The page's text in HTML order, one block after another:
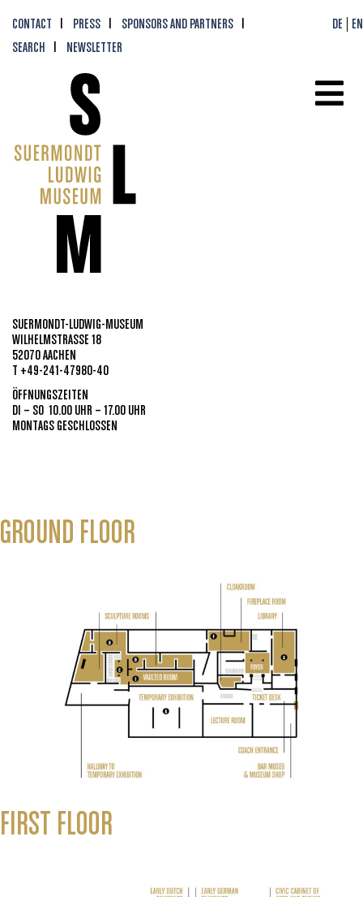
CONTACT PRESS
SPONSORS AND PARTNERS
SEARCH
NEWSLETTER
DE EN
SUERMONDT-LUDWIG-MUSEUM
WILHELMSTRASSE 18
52070 AACHEN
T +49-241-47980-40
ÖFFNUNGSZEITEN
DI – SO 10.00 UHR – 17.00 UHR
MONTAGS GESCHLOSSEN
GROUND FLOOR
FIRST FLOOR